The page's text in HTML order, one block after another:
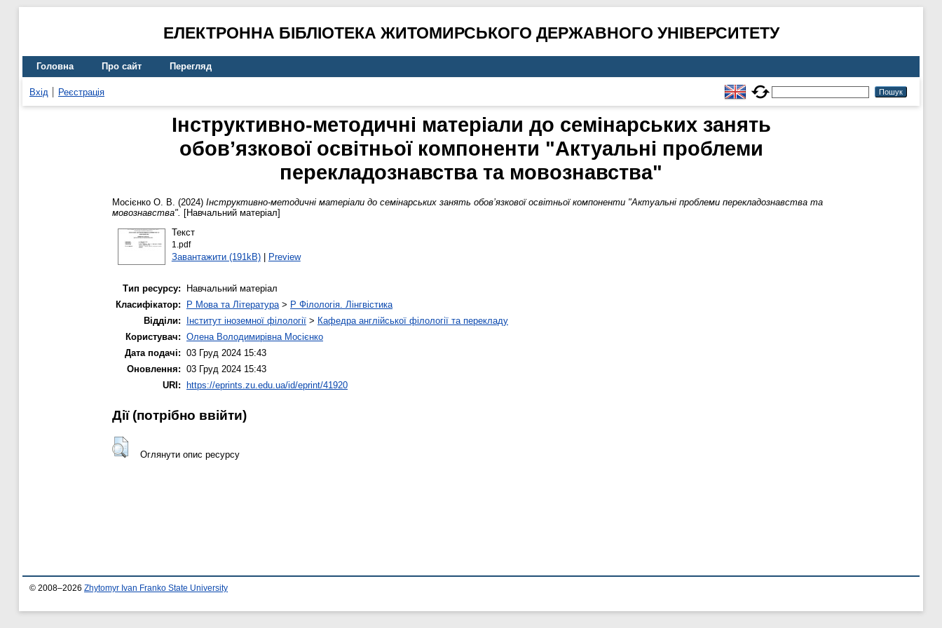
ЕЛЕКТРОННА БІБЛІОТЕКА ЖИТОМИРСЬКОГО ДЕРЖАВНОГО УНІВЕРСИТЕТУ
Головна Про сайт Перегляд
Вхід Реєстрація
Інструктивно-методичні матеріали до семінарських занять
обов’язкової освітньої компоненти "Актуальні проблеми
перекладознавства та мовознавства"
Мосієнко О. В. (2024) Інструктивно-методичні матеріали до семінарських занять обов’язкової освітньої компоненти "Актуальні проблеми перекладознавства та
мовознавства". [Навчальний матеріал]
Текст
1.pdf
Завантажити (191kB)| Preview
Тип ресурсу:
Навчальний матеріал
Класифікатор:
P Мова та Література> P Філологія. Лінгвістика
Відділи:
Інститут іноземної філології > Кафедра англійської філології та перекладу
Користувач: Олена Володимирівна Мосієнко
Дата подачі: 03 Груд 2024 15:43
Оновлення: 03 Груд 2024 15:43
URI:
https://eprints.zu.edu.ua/id/eprint/41920
Дії ​​(потрібно ввійти)
Оглянути опис ресурсу
© 2008–2026 Zhytomyr Ivan Franko State University